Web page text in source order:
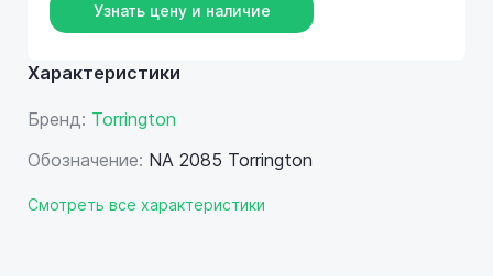
Характеристики
Бренд: Torrington
Обозначение: NA 2085 Torrington
Смотреть все характеристики
Узнать цену и наличие